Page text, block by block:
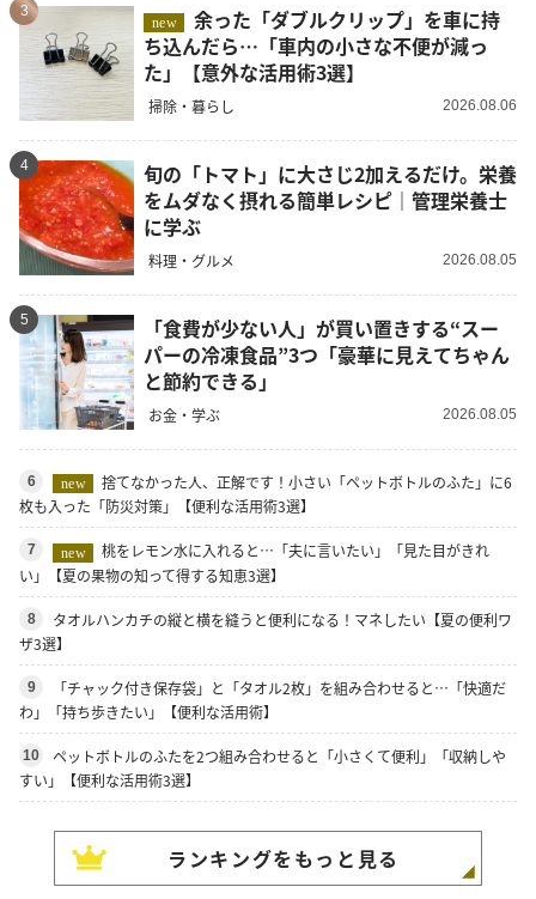
3
new
余った「ダブルクリップ」を車に持
ち込んだら…「車内の小さな不便が減っ
た」【意外な活用術3選】
掃除・暮らし 2026.08.06
4
旬の「トマト」に大さじ2加えるだけ。栄養
をムダなく摂れる簡単レシピ｜管理栄養士
に学ぶ
料理・グルメ 2026.08.05
5
「食費が少ない人」が買い置きする“スー
パーの冷凍食品”3つ「豪華に見えてちゃん
と節約できる」
お金・学ぶ 2026.08.05
6 new
捨てなかった人、正解です！小さい「ペットボトルのふた」に6
枚も入った「防災対策」【便利な活用術3選】
7 new
桃をレモン水に入れると…「夫に言いたい」「見た目がきれ
い」【夏の果物の知って得する知恵3選】
8
タオルハンカチの縦と横を縫うと便利になる！マネしたい【夏の便利ワ
ザ3選】
9
「チャック付き保存袋」と「タオル2枚」を組み合わせると…「快適だ
わ」「持ち歩きたい」【便利な活用術】
10
ペットボトルのふたを2つ組み合わせると「小さくて便利」「収納しや
すい」【便利な活用術3選】
ランキングをもっと見る